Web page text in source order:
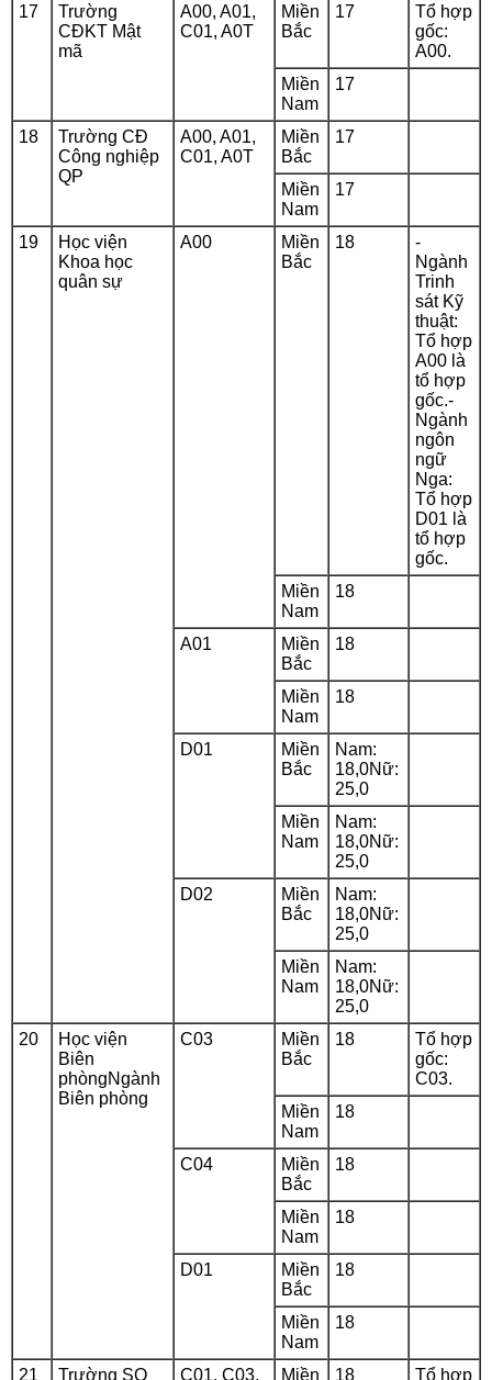
17
Trường
CĐKT Mật
mã
A00, A01,
C01, A0T
Miền
Bắc
17
Tổ hợp
gốc:
A00.
Miền
Nam
17
18
Trường CĐ
Công nghiệp
QP
A00, A01,
C01, A0T
Miền
Bắc
17
Miền
Nam
17
19
Học viện
Khoa học
quân sự
A00
Miền
Bắc
18
-
Ngành
Trinh
sát Kỹ
thuật:
Tổ hợp
A00 là
tổ hợp
gốc.-
Ngành
ngôn
ngữ
Nga:
Tổ hợp
D01 là
tổ hợp
gốc.
Miền
Nam
18
A01
Miền
Bắc
18
Miền
Nam
18
D01
Miền
Bắc
Nam:
18,0Nữ:
25,0
Miền
Nam
Nam:
18,0Nữ:
25,0
D02
Miền
Bắc
Nam:
18,0Nữ:
25,0
Miền
Nam
Nam:
18,0Nữ:
25,0
20
Học viện
Biên
phòngNgành
Biên phòng
C03
Miền
Bắc
18
Tổ hợp
gốc:
C03.
Miền
Nam
18
C04
Miền
Bắc
18
Miền
Nam
18
D01
Miền
Bắc
18
Miền
Nam
18
21 Trường SQ C01, C03, Miền 18 Tổ hợp